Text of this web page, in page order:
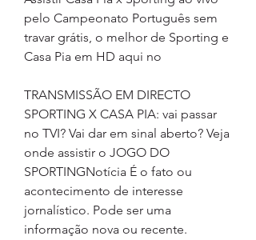
pelo Campeonato Português sem
travar grátis, o melhor de Sporting e
Casa Pia em HD aqui no
TRANSMISSÃO EM DIRECTO
SPORTING X CASA PIA: vai passar
no TVI? Vai dar em sinal aberto? Veja
onde assistir o JOGO DO
SPORTINGNotícia É o fato ou
acontecimento de interesse
jornalístico. Pode ser uma
informação nova ou recente.